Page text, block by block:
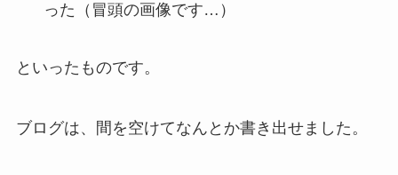
った（冒頭の画像です…）
といったものです。
ブログは、間を空けてなんとか書き出せました。